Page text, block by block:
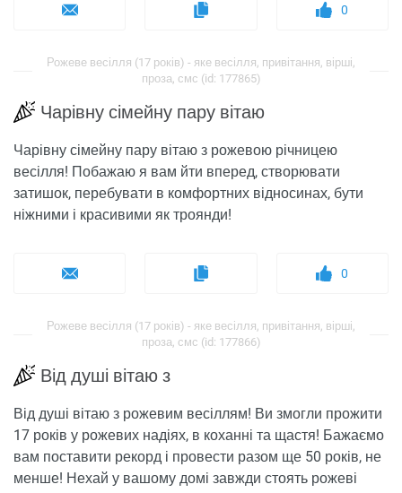
0
Рожеве весілля (17 років) - яке весілля, привітання, вірші,
проза, смс (id: 177865)
Чарівну сімейну пару вітаю
Чарівну сімейну пару вітаю з рожевою річницею
весілля! Побажаю я вам йти вперед, створювати
затишок, перебувати в комфортних відносинах, бути
ніжними і красивими як троянди!
0
Рожеве весілля (17 років) - яке весілля, привітання, вірші,
проза, смс (id: 177866)
Від душі вітаю з
Від душі вітаю з рожевим весіллям! Ви змогли прожити
17 років у рожевих надіях, в коханні та щастя! Бажаємо
вам поставити рекорд і провести разом ще 50 років, не
менше! Нехай у вашому домі завжди стоять рожеві